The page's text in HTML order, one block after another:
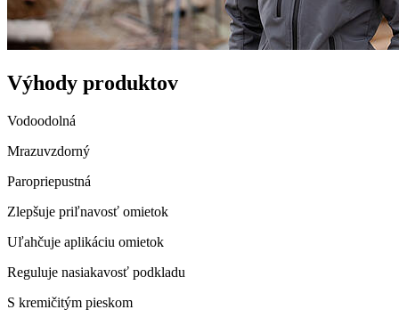
Výhody produktov
Vodoodolná
Mrazuvzdorný
Paropriepustná
Zlepšuje priľnavosť omietok
Uľahčuje aplikáciu omietok
Reguluje nasiakavosť podkladu
S kremičitým pieskom